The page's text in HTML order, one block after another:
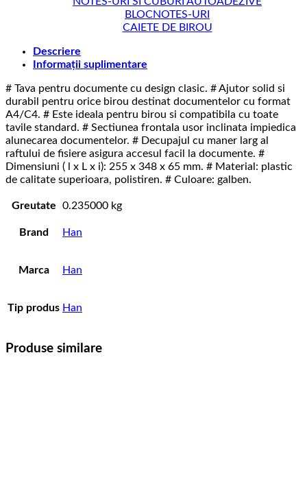
BLOCNOTES-URI
CAIETE DE BIROU
Descriere
Informații suplimentare
# Tava pentru documente cu design clasic. # Ajutor solid si
durabil pentru orice birou destinat documentelor cu format
A4/C4. # Este ideala pentru birou si compatibila cu toate
tavile standard. # Sectiunea frontala usor inclinata impiedica
alunecarea documentelor. # Decupajul cu maner larg al
raftului de fisiere asigura accesul facil la documente. #
Dimensiuni ( l x L x i): 255 x 348 x 65 mm. # Material: plastic
de calitate superioara, polistiren. # Culoare: galben.
Greutate 0.235000 kg
Brand Han
Marca Han
Tip produs Han
Produse similare